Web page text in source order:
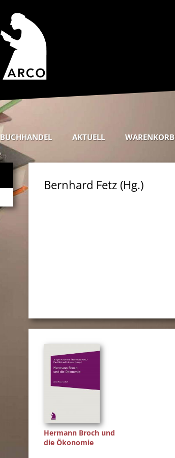
BUCHHANDEL AKTUELL WARENKORB
Bernhard Fetz (Hg.)
Hermann Broch und
die Ökonomie